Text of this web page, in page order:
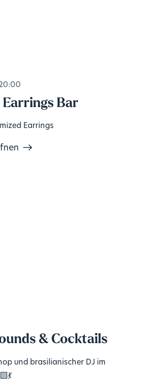
Bar
Earrings
& Cocktails
und brasilianischer DJ im